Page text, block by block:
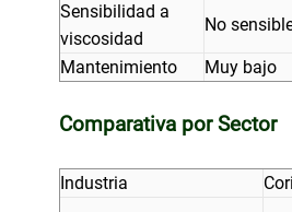
Sensibilidad a
viscosidad
No
Mantenimiento Muy bajo
Comparativa por Sector
Industria